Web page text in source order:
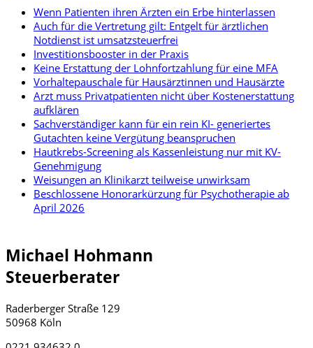
Wenn Patienten ihren Ärzten ein Erbe hinterlassen
Auch für die Vertretung gilt: Entgelt für ärztlichen
Notdienst ist umsatzsteuerfrei
Investitionsbooster in der Praxis
Keine Erstattung der Lohnfortzahlung für eine MFA
Vorhaltepauschale für Hausärztinnen und Hausärzte
Arzt muss Privatpatienten nicht über Kostenerstattung
aufklären
Sachverständiger kann für ein rein KI- generiertes
Gutachten keine Vergütung beanspruchen
Hautkrebs-Screening als Kassenleistung nur mit KV-
Genehmigung
Weisungen an Klinikarzt teilweise unwirksam
Beschlossene Honorarkürzung für Psychotherapie ab
April 2026
Michael Hohmann
Steuerberater
Raderberger Straße 129
50968 Köln